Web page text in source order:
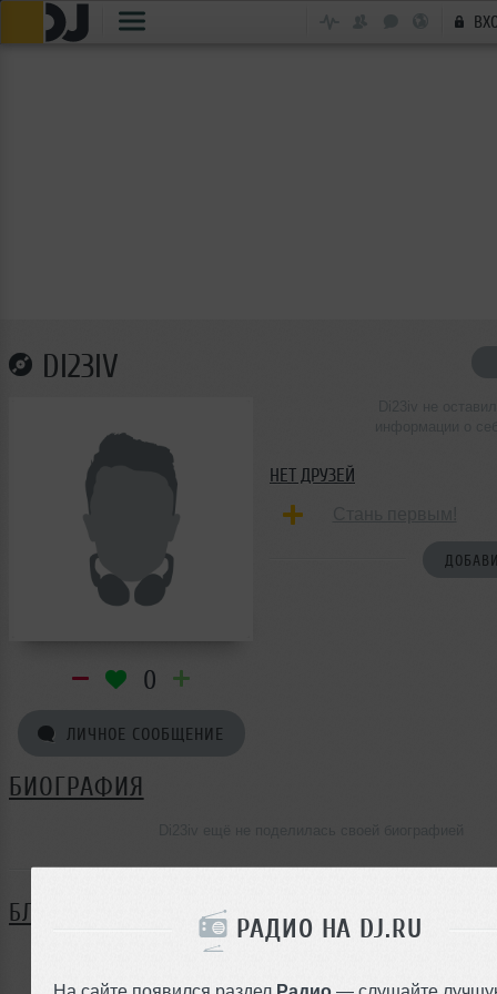
РАДИО НА DJ.RU
На сайте появился раздел Радио — слушайте
DI23IV
0
ЛИЧНОЕ СООБЩЕНИЕ
НЕТ ДРУЗЕЙ
БИОГРАФИЯ
БЛОГ